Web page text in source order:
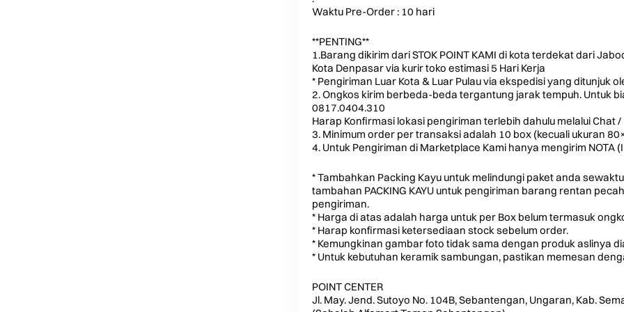
Waktu Pre-Order : 10 hari
**PENTING**
1.Barang dikirim dari STOK POINT KAMI di kota terdekat dari
Kota Denpasar via kurir toko estimasi 5 Hari Kerja
* Pengiriman Luar Kota & Luar Pulau via ekspedisi yang ditunjuk
2. Ongkos kirim berbeda-beda tergantung jarak tempuh. Untuk
0817.0404.310
Harap Konfirmasi lokasi pengiriman terlebih dahulu melalui Chat
3. Minimum order per transaksi adalah 10 box (kecuali ukuran
4. Untuk Pengiriman di Marketplace Kami hanya mengirim NOTA
* Tambahkan Packing Kayu untuk melindungi paket anda
tambahan PACKING KAYU untuk pengiriman barang rentan
pengiriman.
* Harga di atas adalah harga untuk per Box belum termasuk
* Harap konfirmasi ketersediaan stock sebelum order.
* Kemungkinan gambar foto tidak sama dengan produk aslinya
* Untuk kebutuhan keramik sambungan, pastikan memesan
POINT CENTER
Jl. May. Jend. Sutoyo No. 104B, Sebantengan, Ungaran, Kab.